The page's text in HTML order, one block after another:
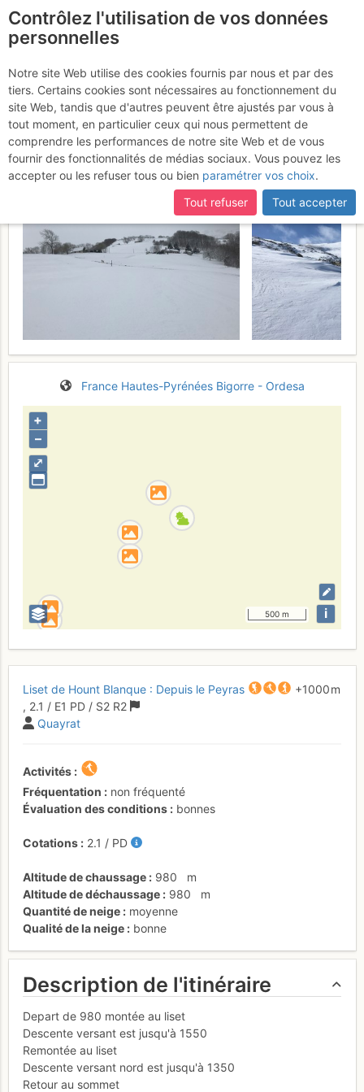
Liset de Hount Blanque :
Depuis le Peyras
Samedi 4 mars
2017
France Hautes-Pyrénées Bigorre - Ordesa
⤢
+
–
500 m i
Liset de Hount Blanque : Depuis le Peyras
+1000 m
, 2.1 / E1 PD / S2 R2
Quayrat
Activités
Fréquentation
non fréquenté
Évaluation des conditions
bonnes
Cotations 2.1 / PD
Altitude de chaussage 980
m
Altitude de déchaussage
980
m
Quantité de neige
moyenne
Qualité de la neige
bonne
Description de l'itinéraire
Depart de 980 montée au liset
Descente versant est jusqu'à 1550
Remontée au liset
Descente versant nord est jusqu'à 1350
Retour au sommet
Contrôlez l'utilisation de vos données
personnelles
Notre site Web utilise des cookies fournis par nous et par des
tiers. Certains cookies sont nécessaires au fonctionnement du
site Web, tandis que d'autres peuvent être ajustés par vous à
tout moment, en particulier ceux qui nous permettent de
comprendre les performances de notre site Web et de vous
fournir des fonctionnalités de médias sociaux. Vous pouvez les
accepter ou les refuser tous ou bien paramétrer vos choix.
Tout refuser
Tout accepter